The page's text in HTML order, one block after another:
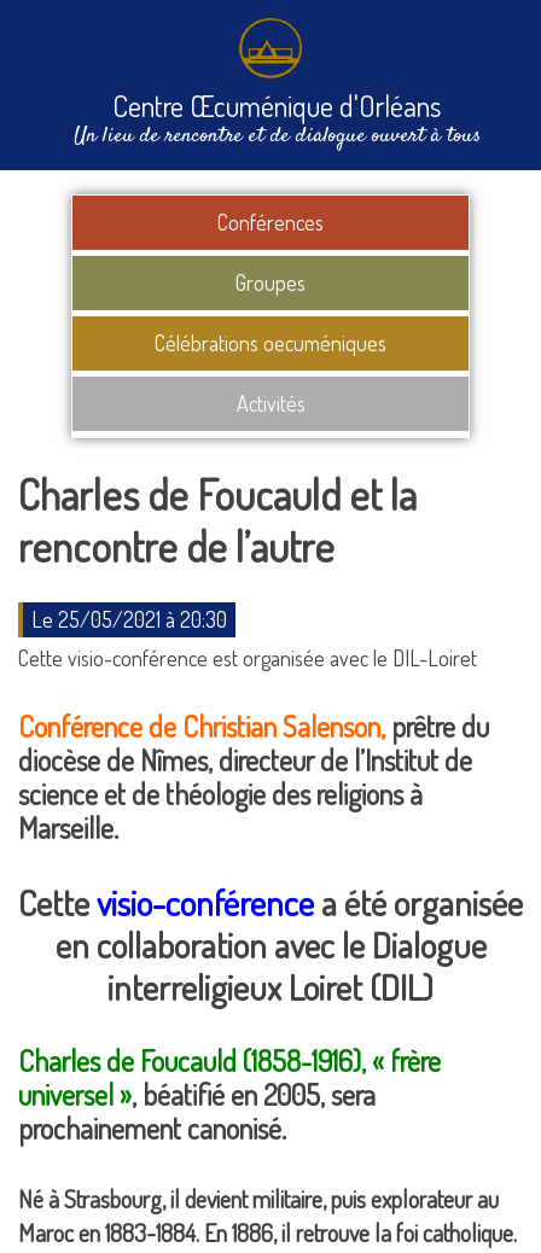
Centre Œcuménique d'Orléans
Un lieu de rencontre et de dialogue ouvert à tous
Conférences
Groupes
Célébrations oecuméniques
Activités
Charles de Foucauld et la
rencontre de l’autre
Le 25/05/2021 à 20:30
Cette visio-conférence est organisée avec le DIL-Loiret
Conférence de Christian Salenson,prêtre du
diocèse de Nîmes, directeur de l’Institut de
science et de théologie des religionsà
Marseille.
Cettevisio-conférencea été organisée
en collaboration avec le Dialogue
interreligieux Loiret (DIL)
Charles de Foucauld (1858-1916), « frère
universel », béatifié en 2005, sera
prochainement canonisé.
Né à Strasbourg, il devient militaire, puis explorateur au
Maroc en 1883-1884. En 1886, il retrouve la foi catholique.